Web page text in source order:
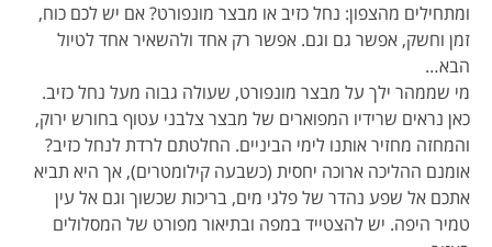
ומתחילים מהצפון: נחל כזיב או מבצר מונפורט? אם יש לכם כוח,
זמן וחשק, אפשר גם וגם. אפשר רק אחד ולהשאיר אחד לטיול
הבא…
מי שממהר ילך על מבצר מונפורט, שעולה גבוה מעל נחל כזיב.
כאן נראים שרידיו המפוארים של מבצר צלבני עטוף בחורש ירוק,
והמחזה מחזיר אותנו לימי הביניים. החלטתם לרדת לנחל כזיב?
אומנם ההליכה ארוכה יחסית (כשבעה קילומטרים), אך היא תביא
אתכם אל שפע נהדר של פלגי מים, בריכות שכשוך וגם אל עין
טמיר היפה. יש להצטייד במפה ובתיאור מפורט של המסלולים